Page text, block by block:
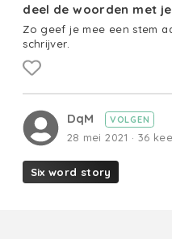
deel de woorden met
Zo geef je mee een stem
schrijver.
DqM VOLGEN
28 mei 2021 · 36
Six word story